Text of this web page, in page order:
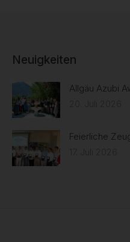
Neuigkeiten
Allgäu Azubi
Feierliche